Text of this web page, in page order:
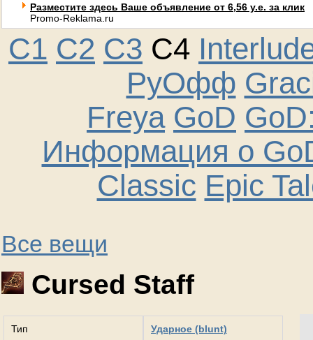
Разместите здесь Ваше объявление от 6,56 у.е. за клик
Promo-Reklama.ru
C1 C2 C3 C4
РуОфф
Freya GoD
Информация о
Classic Epic
Все вещи
Cursed Staff
Тип Ударное (blunt)